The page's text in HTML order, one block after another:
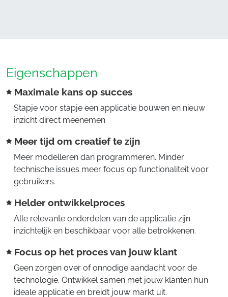
Eigenschappen
Maximale kans op succes
Stapje voor stapje een applicatie bouwen en nieuw
inzicht direct meenemen
Meer tijd om creatief te zijn
Meer modelleren dan programmeren. Minder
technische issues meer focus op functionaliteit voor
gebruikers.
Helder ontwikkelproces
Alle relevante onderdelen van de applicatie zijn
inzichtelijk en beschikbaar voor alle betrokkenen.
Focus op het proces van jouw klant
Geen zorgen over of onnodige aandacht voor de
technologie. Ontwikkel samen met jouw klanten hun
ideale applicatie en breidt jouw markt uit.